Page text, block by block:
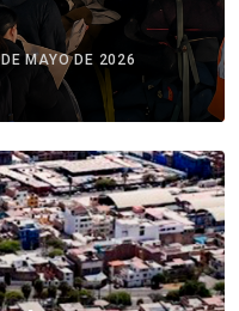
MAYO DE 2026